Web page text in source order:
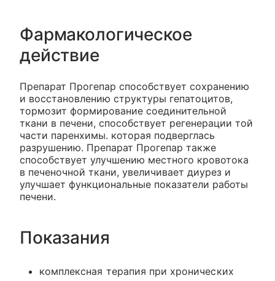
Фармакологическое
действие
Препарат Прогепар способствует сохранению
и восстановлению структуры гепатоцитов,
тормозит формирование соединительной
ткани в печени, способствует регенерации той
части паренхимы. которая подверглась
разрушению. Препарат Прогепар также
способствует улучшению местного кровотока
в печеночной ткани, увеличивает диурез и
улучшает функциональные показатели работы
печени.
Показания
комплексная терапия при хронических